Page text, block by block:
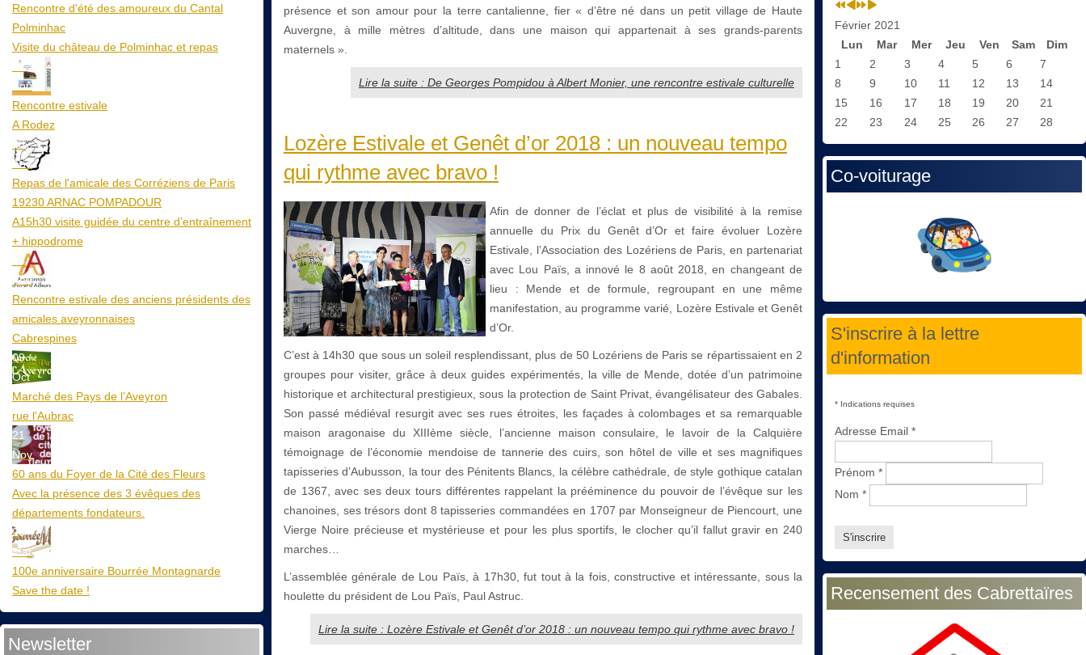
Rencontre d'été des amoureux du Cantal
Polminhac
Visite du château de Polminhac et repas
12
Aoû
Rencontre estivale
A Rodez
23
Aoû
Repas de l'amicale des Corréziens de Paris
19230 ARNAC POMPADOUR
A15h30 visite guidée du centre d’entraînement
+ hippodrome
25
Aoû
Rencontre estivale des anciens présidents des
amicales aveyronnaises
Cabrespines
09
Oct
Marché des Pays de l’Aveyron
rue l'Aubrac
21
Nov
60 ans du Foyer de la Cité des Fleurs
Avec la présence des 3 évêques des
départements fondateurs.
20
Mar
100e anniversaire Bourrée Montagnarde
Save the date !
Newsletter
présence et son amour pour la terre cantalienne, fier « d’être né dans un petit village de Haute
Auvergne, à mille mètres d’altitude, dans une maison qui appartenait à ses grands-parents
maternels ».
Lire la suite : De Georges Pompidou à Albert Monier, une rencontre estivale culturelle
Lozère Estivale et Genêt d’or 2018 : un nouveau tempo
qui rythme avec bravo !
Afin de donner de l’éclat et plus de visibilité à la remise
annuelle du Prix du Genêt d’Or et faire évoluer Lozère
Estivale, l’Association des Lozériens de Paris, en partenariat
avec Lou Païs, a innové le 8 août 2018, en changeant de
lieu : Mende et de formule, regroupant en une même
manifestation, au programme varié, Lozère Estivale et Genêt
d’Or.
C’est à 14h30 que sous un soleil resplendissant, plus de 50 Lozériens de Paris se répartissaient en 2
groupes pour visiter, grâce à deux guides expérimentés, la ville de Mende, dotée d’un patrimoine
historique et architectural prestigieux, sous la protection de Saint Privat, évangélisateur des Gabales.
Son passé médiéval resurgit avec ses rues étroites, les façades à colombages et sa remarquable
maison aragonaise du XIIIème siècle, l’ancienne maison consulaire, le lavoir de la Calquière
témoignage de l’économie mendoise de tannerie des cuirs, son hôtel de ville et ses magnifiques
tapisseries d’Aubusson, la tour des Pénitents Blancs, la célèbre cathédrale, de style gothique catalan
de 1367, avec ses deux tours différentes rappelant la prééminence du pouvoir de l’évêque sur les
chanoines, ses trésors dont 8 tapisseries commandées en 1707 par Monseigneur de Piencourt, une
Vierge Noire précieuse et mystérieuse et pour les plus sportifs, le clocher qu’il fallut gravir en 240
marches…
L’assemblée générale de Lou Païs, à 17h30, fut tout à la fois, constructive et intéressante, sous la
houlette du président de Lou Païs, Paul Astruc.
Lire la suite : Lozère Estivale et Genêt d’or 2018 : un nouveau tempo qui rythme avec bravo !
Février 2021
Lun
Mar Mer Jeu Ven Sam
Dim
1
2 3 4 5 6
7
8
9 10 11 12 13
14
15
16 17 18 19 20
21
22
23 24 25 26 27 28
Co-voiturage
S'inscrire à la lettre
d'information
* Indications requises
Adresse Email *
Prénom *
Nom *
Recensement des Cabrettaïres